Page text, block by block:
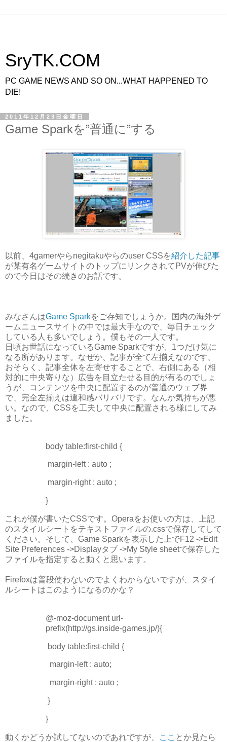
SryTK.COM
PC GAME NEWS AND SO ON...WHAT HAPPENED TO
DIE!
2011年12月23日金曜日
Game Sparkを”普通に”する
以前、4gamerやらnegitakuやらのuser CSSを紹介した記事
が某有名ゲームサイトのトップにリンクされてPVが伸びた
ので今日はその続きのお話です。
みなさんはGame Sparkをご存知でしょうか。国内の海外ゲ
ームニュースサイトの中では最大手なので、毎日チェック
している人も多いでしょう。僕もその一人です。
日頃お世話になっているGame Sparkですが、1つだけ気に
なる所があります。なぜか、記事が全て左揃えなのです。
おそらく、記事全体を左寄せすることで、右側にある（相
対的に中央寄りな）広告を目立たせる目的が有るのでしょ
うが、コンテンツを中央に配置するのが普通のウェブ界
で、完全左揃えは違和感バリバリです。なんか気持ちが悪
い。なので、CSSを工夫して中央に配置される様にしてみ
ました。
body table:first-child {
margin-left : auto ;
margin-right : auto ;
}
これが僕が書いたCSSです。Operaをお使いの方は、上記
のスタイルシートをテキストファイルの.cssで保存してして
ください。そして、Game Sparkを表示した上でF12 ->Edit
Site Preferences ->Displayタブ ->My Style sheetで保存した
ファイルを指定すると動くと思います。
Firefoxは普段使わないのでよくわからないですが、スタイ
ルシートはこのようになるのかな？
@-moz-document url-
prefix(http://gs.inside-games.jp/){
body table:first-child {
margin-left : auto;
margin-right : auto ;
}
}
動くかどうか試してないのであれですが、 ここ とか見たら